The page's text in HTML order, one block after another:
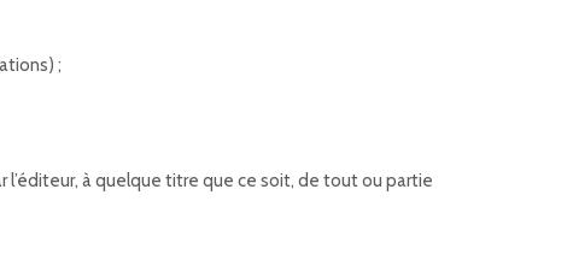
;
à quelque titre que ce soit, de tout ou partie